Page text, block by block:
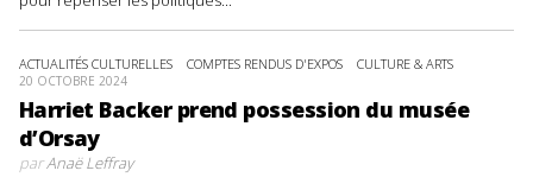
ACTUALITÉS CULTURELLES COMPTES RENDUS D'EXPOS CULTURE & ARTS
20 OCTOBRE 2024
Harriet Backer prend possession du musée
d’Orsay
parAnaë Leffray